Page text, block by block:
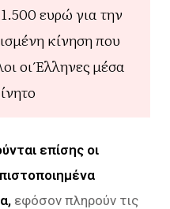
ευρώ για την
κίνηση που
οι Έλληνες μέσα
επίσης οι
εφόσον πληρούν τις